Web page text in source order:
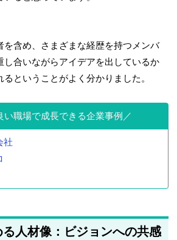
を含め、さまざまな経歴を持つメンバ
し合いながらアイデアを出しているか
ということがよく分かりました。
い職場で成長できる企業事例
社
る人材像：ビジョンへの共感